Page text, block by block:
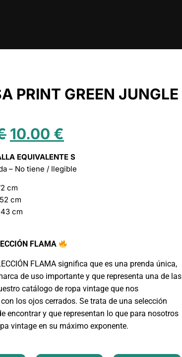
PRINT GREEN JUNGLE
10.00 €
EQUIVALENTE S
– No tiene / Ilegible
cm
cm
cm
FLAMA
FLAMA significa que es una prenda única,
de uso importante y que representa una de las
catálogo de ropa vintage que nos
los ojos cerrados. Se trata de una selección
encontrar y que representan lo que para nosotros
vintage en su máximo exponente.